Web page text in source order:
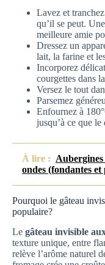
Lavez et
qu’il se peut.
meilleure amie
Dressez un
lait, la farine et
Incorporez
courgettes dans
Versez le tout
Parsemez
Enfournez à
jusqu’à ce que le
À lire :
ondes (fondantes
Pourquoi le gâteau
populaire?
Le gâteau invisible
texture unique, entre
relève l’arôme naturel